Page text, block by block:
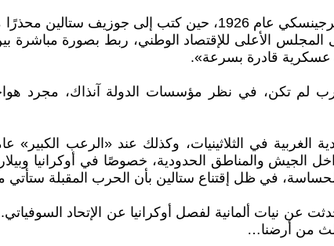
ويعطي المقال مساحة واسعة لتحذيرات مؤسس أجهزة الأمن السوفياتية فيليكس
الأعلى للإقتصاد الوطني، ربط بصورة مباشرة
عسكرية قادرة بسرعة».
لم تكن، في نظر مؤسسات الدولة آنذاك، مجرد
الجيش والمناطق الحدودية، خصوصًا في أوكرانيا
الحساسة، في ظل إقتناع ستالين بأن الحرب المقبلة
عن نيات ألمانية لفصل أوكرانيا عن الإتحاد